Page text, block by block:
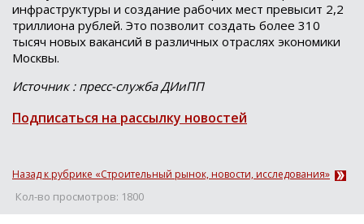
инфраструктуры и создание рабочих мест превысит 2,2
триллиона рублей. Это позволит создать более 310
тысяч новых вакансий в различных отраслях экономики
Москвы.
Источник : пресс-служба ДИиПП
Подписаться на рассылку новостей
Назад к рубрике «Строительный рынок, новости, исследования»
Кол-во просмотров: 1800